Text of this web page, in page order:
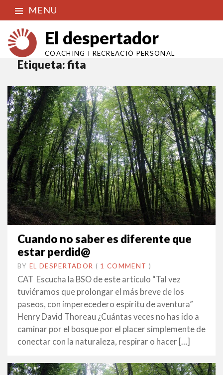
MENU
El despertador
COACHING I RECREACIÓ PERSONAL
Etiqueta:fita
Cuando no saber es diferente que
estar perdid@
BY EL DESPERTADOR ON
9
OCTUBRE
•( 1 COMMENT )
CAT Escucha la BSO de este artículo “Tal vez
tuviéramos que prolongar el más breve de los
paseos, con imperecedero espíritu de aventura”
Henry David Thoreau ¿Cuántas veces no has ido a
caminar por el bosque por el placer simplemente de
conectar con la naturaleza, respirar o hacer […]